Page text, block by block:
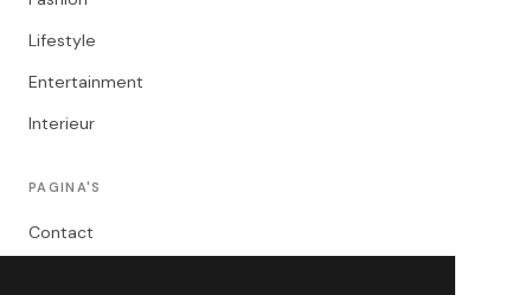
Lifestyle
Entertainment
Interieur
PAGINA'S
Contact